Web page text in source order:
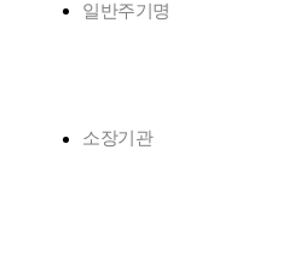
일반주기명
소장기관